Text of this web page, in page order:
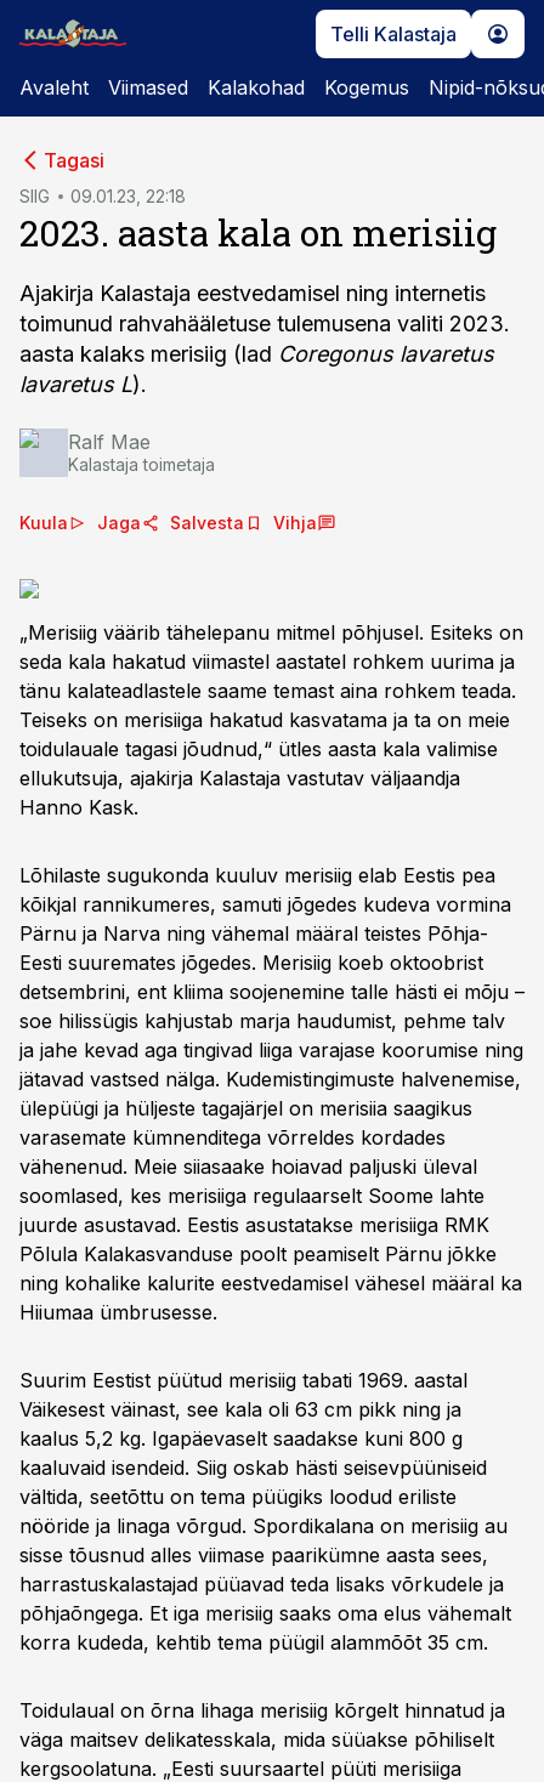
Telli Kalastaja
Avaleht Viimased Kalakohad Kogemus Nipid-
Tagasi
SIIG 09.01.23, 22:18
2023. aasta kala on merisiig
Ajakirja Kalastaja eestvedamisel ning internetis
toimunud rahvahääletuse tulemusena valiti 2023.
aasta kalaks merisiig (lad Coregonus lavaretus
lavaretus L).
Ralf Mae
Kalastaja toimetaja
Kuula Jaga Salvesta Vihja
„Merisiig väärib tähelepanu mitmel põhjusel. Esiteks on
seda kala hakatud viimastel aastatel rohkem uurima ja
tänu kalateadlastele saame temast aina rohkem teada.
Teiseks on merisiiga hakatud kasvatama ja ta on meie
toidulauale tagasi jõudnud,“ ütles aasta kala valimise
ellukutsuja, ajakirja Kalastaja vastutav väljaandja
Hanno Kask.
Lõhilaste sugukonda kuuluv merisiig elab Eestis pea
kõikjal rannikumeres, samuti jõgedes kudeva vormina
Pärnu ja Narva ning vähemal määral teistes Põhja-
Eesti suuremates jõgedes. Merisiig koeb oktoobrist
detsembrini, ent kliima soojenemine talle hästi ei mõju –
soe hilissügis kahjustab marja haudumist, pehme talv
ja jahe kevad aga tingivad liiga varajase koorumise ning
jätavad vastsed nälga. Kudemistingimuste halvenemise,
ülepüügi ja hüljeste tagajärjel on merisiia saagikus
varasemate kümnenditega võrreldes kordades
vähenenud. Meie siiasaake hoiavad paljuski üleval
soomlased, kes merisiiga regulaarselt Soome lahte
juurde asustavad. Eestis asustatakse merisiiga RMK
Põlula Kalakasvanduse poolt peamiselt Pärnu jõkke
ning kohalike kalurite eestvedamisel vähesel määral ka
Hiiumaa ümbrusesse.
Suurim Eestist püütud merisiig tabati 1969. aastal
Väikesest väinast, see kala oli 63 cm pikk ning ja
kaalus 5,2 kg. Igapäevaselt saadakse kuni 800 g
kaaluvaid isendeid. Siig oskab hästi seisevpüüniseid
vältida, seetõttu on tema püügiks loodud eriliste
nööride ja linaga võrgud. Spordikalana on merisiig au
sisse tõusnud alles viimase paarikümne aasta sees,
harrastuskalastajad püüavad teda lisaks võrkudele ja
põhjaõngega. Et iga merisiig saaks oma elus vähemalt
korra kudeda, kehtib tema püügil alammõõt 35 cm.
Toidulaual on õrna lihaga merisiig kõrgelt hinnatud ja
väga maitsev delikatesskala, mida süüakse põhiliselt
kergsoolatuna. „Eesti suursaartel püüti merisiiga